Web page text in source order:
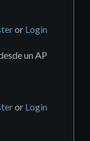
or Login
un AP
or Login